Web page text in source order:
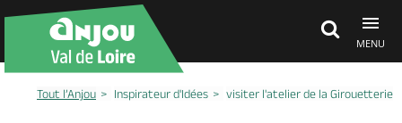
MENU
Découvrir
Tout l’Anjou Inspirateur d'Idées visiter l'atelier de la Girouetterie